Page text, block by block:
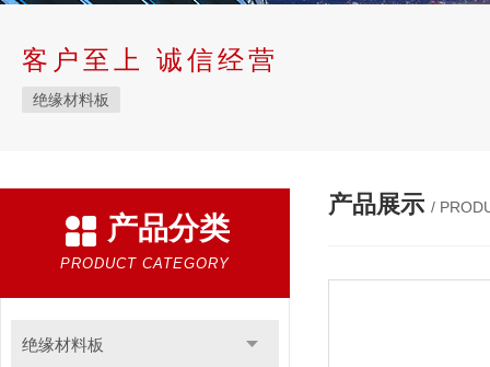
客户至上 诚信经营
绝缘材料板
产品分类
PRODUCT CATEGORY
绝缘材料板
产品展示 /